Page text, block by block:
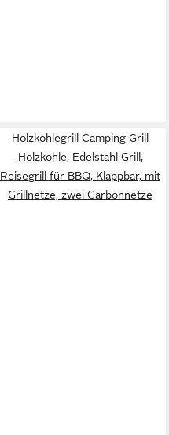
Holzkohlegrill Camping Grill
Holzkohle, Edelstahl Grill,
Reisegrill für BBQ, Klappbar, mit
Grillnetze, zwei Carbonnetze